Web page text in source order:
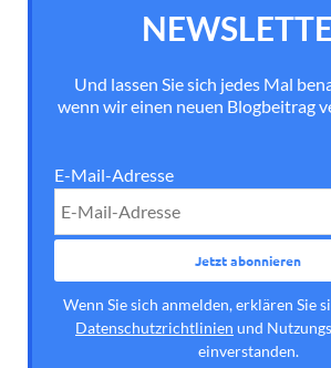
Und lassen Sie sich jedes Mal
wenn wir einen neuen Blogbeitrag
E-Mail-Adresse
Wenn Sie sich anmelden, erklären Sie
Datenschutzrichtlinien und
einverstanden.